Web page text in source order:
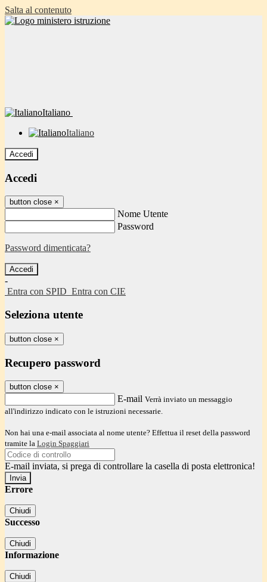
Salta al contenuto
Italiano
Italiano
Accedi
Accedi
button close ×
Nome Utente
Password
Password dimenticata?
-
Entra con SPID Entra con CIE
Seleziona utente
button close ×
Recupero password
button close ×
E-mail Verrà inviato un messaggio
all'indirizzo indicato con le istruzioni necessarie.
Non hai una e-mail associata al nome utente? Effettua il reset della password
tramite la Login Spaggiari
E-mail inviata, si prega di controllare la casella di posta elettronica!
Errore
Chiudi
Successo
Chiudi
Informazione
Chiudi